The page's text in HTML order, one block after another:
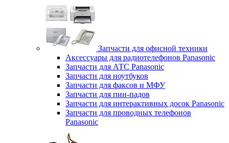
Запчасти для офисной техники
Аксессуары для радиотелефонов Panasonic
Запчасти для АТС Panasonic
Запчасти для ноутбуков
Запчасти для факсов и МФУ
Запчасти для пин-падов
Запчасти для интерактивных досок Panasonic
Запчасти для проводных телефонов
Panasonic